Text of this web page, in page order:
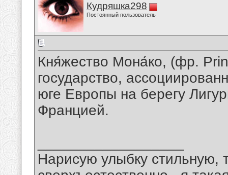
Кудряшка298
Постоянный пользователь
Кня́жество Мона́ко, (фр.
государство,
юге Европы на берегу
Францией.
Нарисую улыбку стильную,